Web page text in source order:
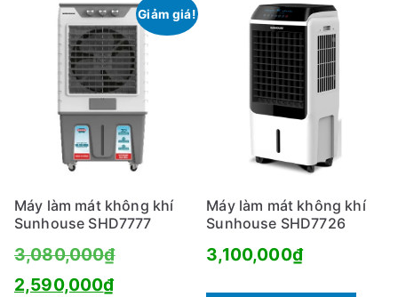
Giảm giá!
Máy làm mát không khí
Sunhouse SHD7777
3,080,000₫Giá
gốc
2,590,000₫Giá
Máy làm mát không khí
Sunhouse SHD7726
3,100,000₫